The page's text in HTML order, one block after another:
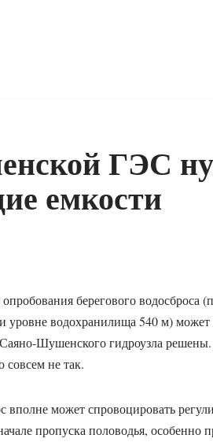
ГЭС
емкости
берегового водосброса
водохранилища 540 м) может
Шушенского гидроузла
совсем не так.
вполне может спровоцировать
пропуска половодья, особенно